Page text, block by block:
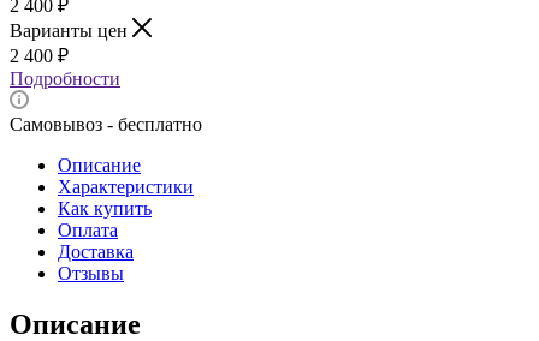
2 400 ₽
Варианты цен
2 400 ₽
Подробности
Самовывоз - бесплатно
Описание
Характеристики
Как купить
Оплата
Доставка
Отзывы
Описание